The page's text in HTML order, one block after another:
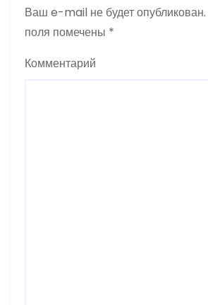
Ваш e-mail не будет опубликован.
поля помечены *
Комментарий